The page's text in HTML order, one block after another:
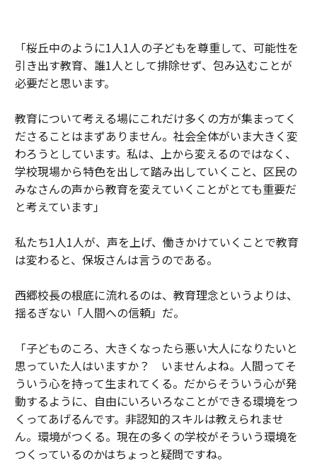
「桜丘中のように1人1人の子どもを尊重して、可能性を
引き出す教育、誰1人として排除せず、包み込むことが
必要だと思います。
教育について考える場にこれだけ多くの方が集まってく
ださることはまずありません。社会全体がいま大きく変
わろうとしています。私は、上から変えるのではなく、
学校現場から特色を出して踏み出していくこと、区民の
みなさんの声から教育を変えていくことがとても重要だ
と考えています」
私たち1人1人が、声を上げ、働きかけていくことで教育
は変わると、保坂さんは言うのである。
西郷校長の根底に流れるのは、教育理念というよりは、
揺るぎない「人間への信頼」だ。
「子どものころ、大きくなったら悪い大人になりたいと
思っていた人はいますか？ いませんよね。人間ってそ
ういう心を持って生まれてくる。だからそういう心が発
動するように、自由にいろいろなことができる環境をつ
くってあげるんです。非認知的スキルは教えられませ
ん。環境がつくる。現在の多くの学校がそういう環境を
つくっているのかはちょっと疑問ですね。